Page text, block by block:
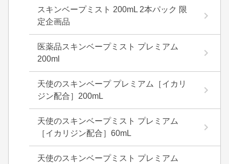
スキンベープミスト 200mL 2本パック 限
定企画品
医薬品スキンベープミスト プレミアム
200ml
天使のスキンベープ プレミアム［イカリ
ジン配合］200mL
天使のスキンベープミスト プレミアム
［イカリジン配合］60mL
天使のスキンベープミスト プレミアム